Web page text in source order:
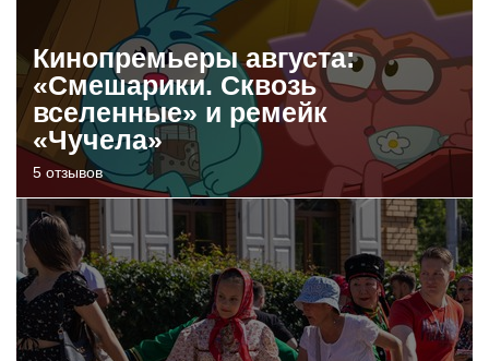
Кинопремьеры августа:
«Смешарики. Сквозь
вселенные» и ремейк
«Чучела»
5 отзывов